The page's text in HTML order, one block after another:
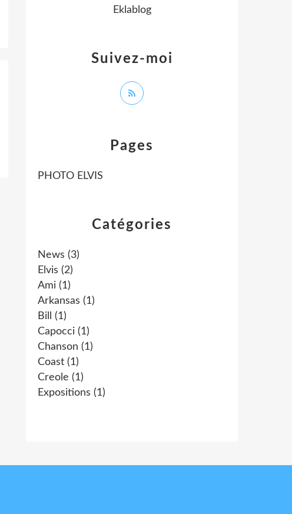
Catégories
News (3)
Elvis (2)
Ami (1)
Arkansas (1)
Bill
(1)
Capocci (1)
Chanson (1)
Coast (1)
Creole (1)
Expositions (1)
Pages
PHOTO ELVIS
Suivez-moi
Eklablog